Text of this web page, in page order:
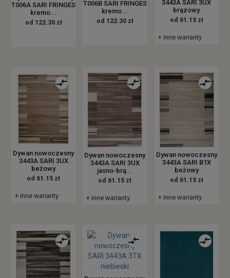
T006A SARI FRINGES
kremo...
od 122.30 zł
T006B SARI FRINGES
kremo...
od 122.30 zł
3443A SARI 3UX
brązowy
od 61.15 zł
+ inne warianty
Dywan nowoczesny
3443A SARI 3UX
beżowy
od 61.15 zł
+ inne warianty
Dywan nowoczesny
3443A SARI 3UX
jasno-brą...
od 61.15 zł
+ inne warianty
Dywan nowoczesny
3443A SARI B1X
beżowy
od 61.15 zł
+ inne warianty